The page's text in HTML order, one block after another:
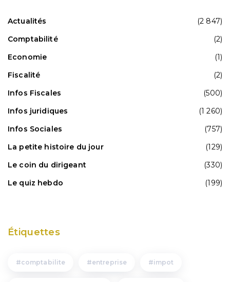
Actualités
(2 847)
Comptabilité
(2)
Economie
(1)
Fiscalité
(2)
Infos Fiscales
(500)
Infos juridiques
(1 260)
Infos Sociales
(757)
La petite histoire du jour
(129)
Le coin du dirigeant
(330)
Le quiz hebdo
(199)
Étiquettes
comptabilite entreprise impot